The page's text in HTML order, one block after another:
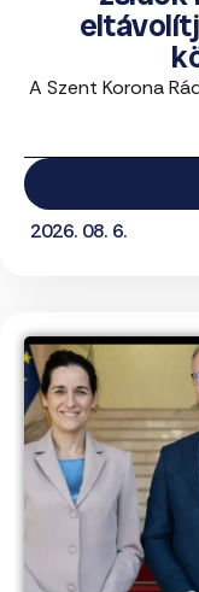
A Szent Korona
2026. 08. 6.